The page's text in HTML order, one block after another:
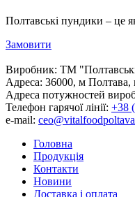
Полтавські пундики – це
Замовити
Виробник: ТМ
Адреса: 36000, м Полтава,
Адреса потужностей
Телефон гарячої лінії: +38
e-mail:
Головна
Продукція
Контакти
Новини
Доставка і оплата